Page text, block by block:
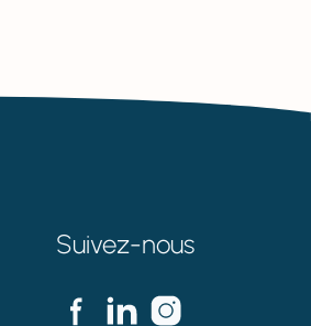
Suivez-nous